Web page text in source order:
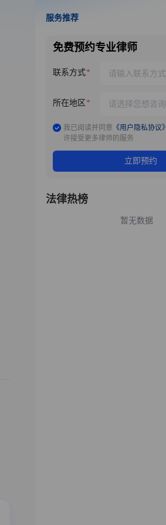
服务推荐
免费预约专业律师
联系方式
所在地区
我已阅读并同意 《用户隐私协议》
许接受更多律师的服务
立即预约
法律热榜
暂无数据